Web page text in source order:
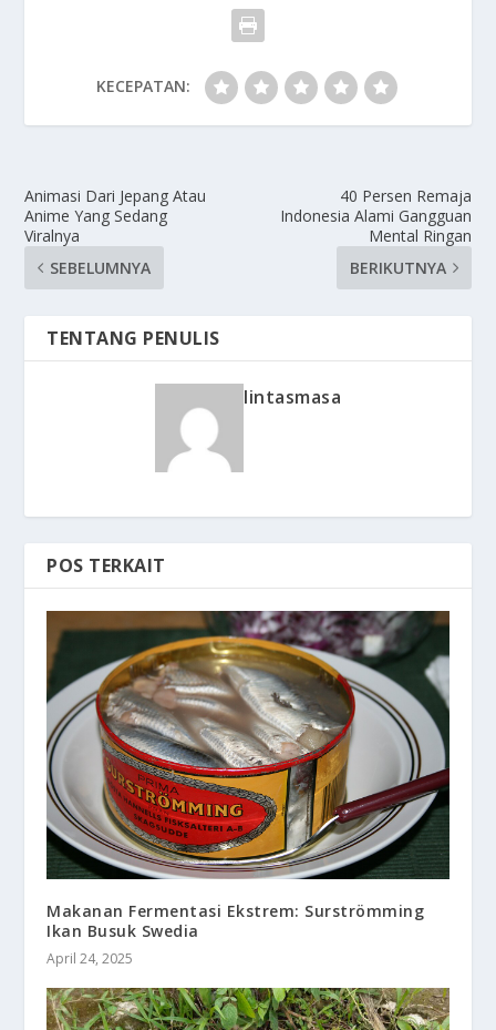
KECEPATAN:
Animasi Dari Jepang Atau
Anime Yang Sedang
Viralnya
SEBELUMNYA
40 Persen Remaja
Indonesia Alami Gangguan
Mental Ringan
BERIKUTNYA
TENTANG PENULIS
lintasmasa
POS TERKAIT
Makanan Fermentasi Ekstrem: Surströmming
Ikan Busuk Swedia
April 24, 2025